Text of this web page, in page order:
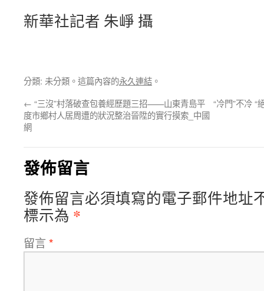
新華社記者 朱崢 攝
分類: 未分類。這篇內容的永久連結 。
← “三沒”村落破查包養經歷題三招——山東青島平
度市鄉村人居周遭的狀況整治晉陞的實行摸索_中國
網
“冷門”不冷
發佈留言
發佈留言必須填寫的電子郵件地址
標示為 *
留言 *